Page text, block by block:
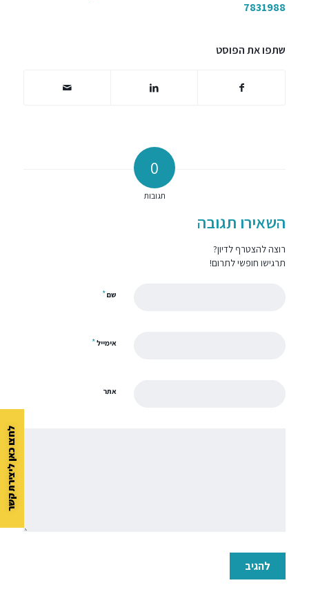
7831988
שתפו את הפוסט
0
תגובות
השאירו תגובה
רוצה להצטרף לדיון?
תרגישו חופשי לתרום!
שם*
אימייל*
אתר
לחצו כאן ליצירת קשר